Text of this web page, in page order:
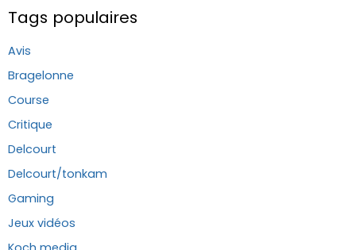
Tags populaires
Avis
Bragelonne
Course
Critique
Delcourt
Delcourt/tonkam
Gaming
Jeux vidéos